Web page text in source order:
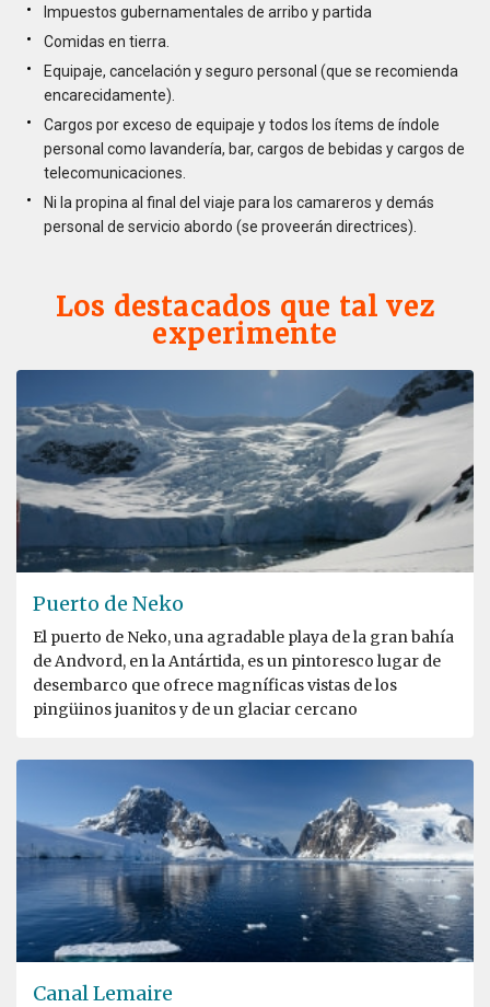
Impuestos gubernamentales de arribo y partida
Comidas en tierra.
Equipaje, cancelación y seguro personal (que se recomienda
encarecidamente).
Cargos por exceso de equipaje y todos los ítems de índole
personal como lavandería, bar, cargos de bebidas y cargos de
telecomunicaciones.
Ni la propina al final del viaje para los camareros y demás
personal de servicio abordo (se proveerán directrices).
Los destacados que tal vez
experimente
Puerto de Neko
El puerto de Neko, una agradable playa de la gran bahía
de Andvord, en la Antártida, es un pintoresco lugar de
desembarco que ofrece magníficas vistas de los
pingüinos juanitos y de un glaciar cercano
Canal Lemaire